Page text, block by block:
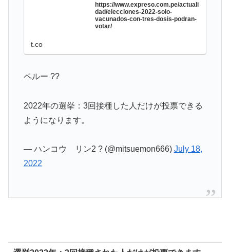
https://www.expreso.com.pe/actuali
dad/elecciones-2022-solo-
vacunados-con-tres-dosis-podran-
votar/
t.co
ペルー ??
2022年の選挙：3回接種した人だけが投票できる
ようになります。
— ハンコウ リン2 ?️ (@mitsuemon666) July 18,
2022